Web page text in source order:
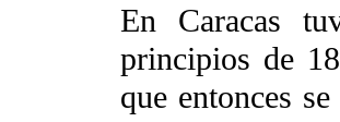
En Caracas
principios de
que entonces